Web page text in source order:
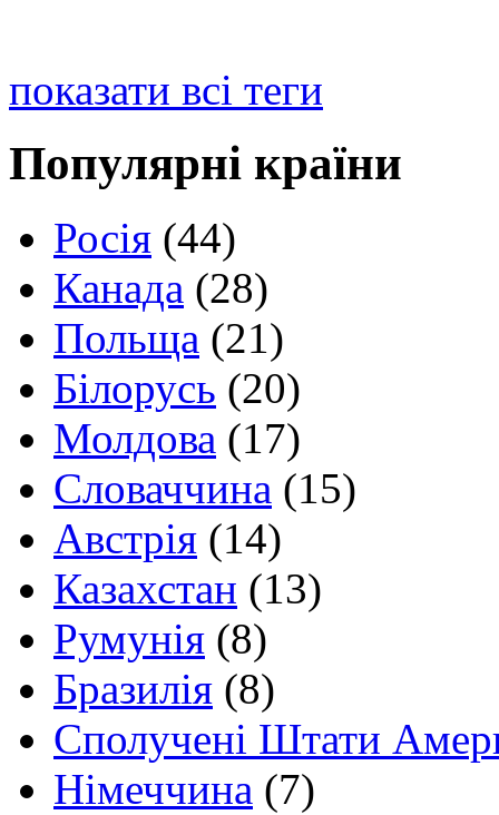
показати всі теги
Популярні країни
Росія (44)
Канада (28)
Польща (21)
Білорусь (20)
Молдова (17)
Словаччина (15)
Австрія (14)
Казахстан (13)
Румунія (8)
Бразилія (8)
Сполучені Штати
Німеччина (7)